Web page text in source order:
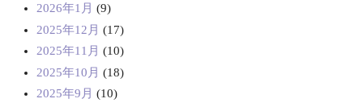
2026年1月 (9)
2025年12月 (17)
2025年11月 (10)
2025年10月 (18)
2025年9月 (10)